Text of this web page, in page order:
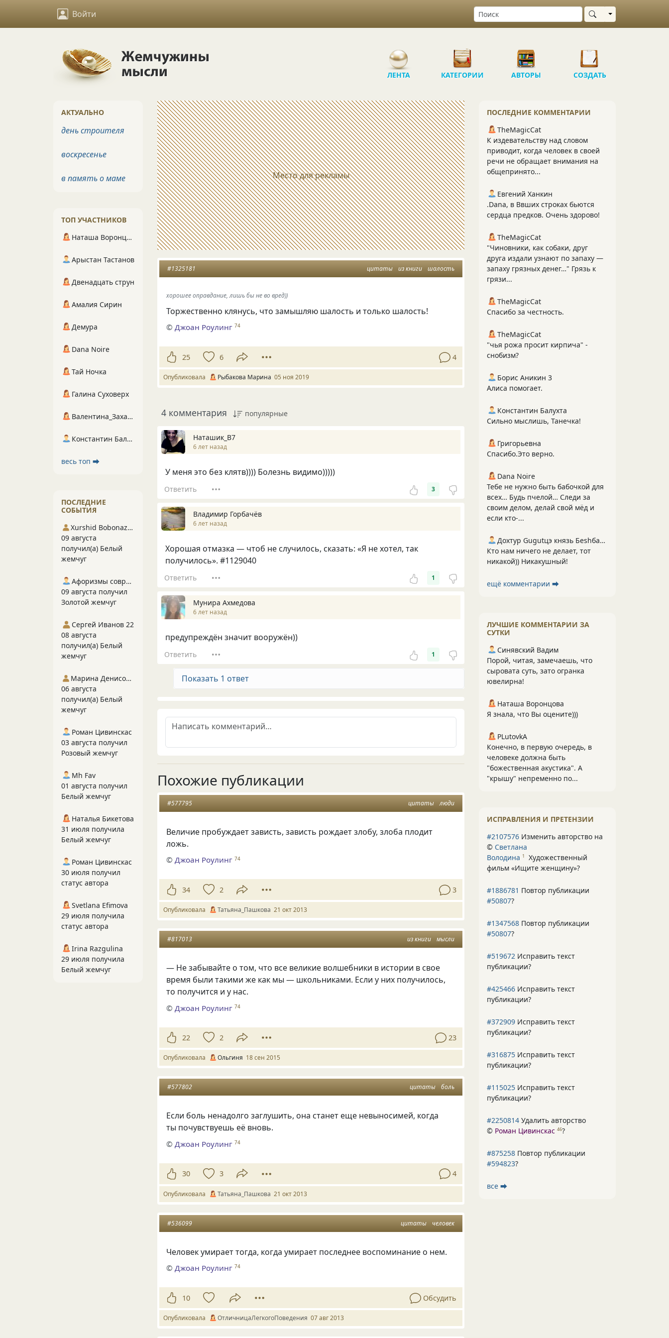
Войти Выбрать область
ЛЕНТА КАТЕГОРИИ АВТОРЫ СОЗДАТЬ
Место для рекламы
цитаты из книги шалость
#1325181
хорошее оправдание, лишь бы не во вред))
Торжественно клянусь, что замышляю шалость и только шалость!
©Джоан Роулинг 74
25 6 4
Опубликовала Рыбакова Марина 05 ноя 2019
4 комментария популярные
Наташик_В7
6 лет назад
У меня это без клятв)))) Болезнь видимо)))))
Ответить 3
Владимир Горбачёв
6 лет назад
Хорошая отмазка — чтоб не случилось, сказать: «Я не хотел, так
получилось». #1129040
Ответить 1
Мунира Ахмедова
6 лет назад
предупреждён значит вооружён))
Ответить 1
Показать 1 ответ
Похожие публикации
цитаты люди
#577795
Величие пробуждает зависть, зависть рождает злобу, злоба плодит
ложь.
©Джоан Роулинг 74
34 2 3
Опубликовала Татьяна_Пашкова 21 окт 2013
из книги мысли
#817013
— Не забывайте о том, что все великие волшебники в истории в свое
время были такими же как мы — школьниками. Если у них получилось,
то получится и у нас.
© Джоан Роулинг 74
22 2 23
Опубликовала Ольгиня 18 сен 2015
цитаты боль
#577802
Если боль ненадолго заглушить, она станет еще невыносимей, когда
ты почувствуешь её вновь.
© Джоан Роулинг 74
30 3 4
Опубликовала Татьяна_Пашкова 21 окт 2013
цитаты человек
#536099
Человек умирает тогда, когда умирает последнее воспоминание о нем.
©Джоан Роулинг 74
10 Обсудить
Опубликовала ОтличницаЛегкогоПоведения 07 авг 2013
ПОСЛЕДНИЕ КОММЕНТАРИИ
TheMagicCat
К издевательству над словом
приводит, когда человек в своей
речи не обращает внимания на
общепринято...
Евгений Ханкин
.Dana, в Ввших строках бьются
сердца предков. Очень здорово!
TheMagicCat
"Чиновники, как собаки, друг
друга издали узнают по запаху —
запаху грязных денег…" Грязь к
грязи...
TheMagicCat
Спасибо за честность.
TheMagicCat
"чья рожа просит кирпича" -
снобизм?
Борис Аникин 3
Алиса помогает.
Константин Балухта
Сильно мыслишь, Танечка!
Григорьевна
Спасибо.Это верно.
Dana Noire
Тебе не нужно быть бабочкой для
всех… Будь пчелой… Следи за
своим делом, делай свой мёд и
если кто-...
Дохтур Gugutцэ князь Беshбармакоff
Кто нам ничего не делает, тот
никакой)) Никакушный!
ещё комментарии ⮕
ЛУЧШИЕ КОММЕНТАРИИ ЗА
СУТКИ
Синявский Вадим
Порой, читая, замечаешь, что
сыровата суть, зато огранка
ювелирна!
Наташа Воронцова
Я знала, что Вы оцените)))
PLutоvkА
Конечно, в первую очередь, в
человеке должна быть
"божественная акустика". А
"крышу" непременно по...
ИСПРАВЛЕНИЯ И ПРЕТЕНЗИИ
#2107576 Изменить авторство на
© Светлана
Володина 1
Художественный
фильм «Ищите женщину»?
#1886781 Повтор публикации
#50807?
#1347568 Повтор публикации
#50807?
#519672 Исправить текст
публикации?
#425466 Исправить текст
публикации?
#372909 Исправить текст
публикации?
#316875 Исправить текст
публикации?
#115025 Исправить текст
публикации?
#2250814 Удалить авторство
© Роман Цивинскас 46?
#875258 Повтор публикации
#594823?
все ⮕
АКТУАЛЬНО
день строителя
воскресенье
в память о маме
ТОП УЧАСТНИКОВ
Наташа Воронцова
Арыстан Тастанов
Двенадцать струн
Амалия Сирин
Демура
Dana Noire
Тай Ночка
Галина Суховерх
Валентина_Захарова
Константин Балухта
весь топ ⮕
ПОСЛЕДНИЕ
СОБЫТИЯ
Xurshid Bobonazarov
09 августа
получил(а) Белый
жемчуг
Афоризмы современников
09 августа получил
Золотой жемчуг
Сергей Иванов 22
08 августа
получил(а) Белый
жемчуг
Марина Денисова 5
06 августа
получил(а) Белый
жемчуг
Роман Цивинскас
03 августа получил
Розовый жемчуг
Mh Fav
01 августа получил
Белый жемчуг
Наталья Бикетова
31 июля получила
Белый жемчуг
Роман Цивинскас
30 июля получил
статус автора
Svetlana Efimova
29 июля получила
статус автора
Irina Razgulina
29 июля получила
Белый жемчуг